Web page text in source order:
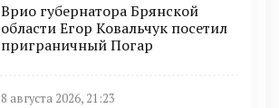
Врио губернатора Брянской
области Егор Ковальчук посетил
приграничный Погар
8 августа 2026, 21:23